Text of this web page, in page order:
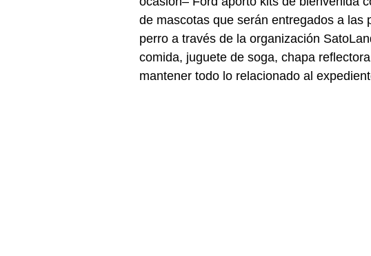
de mascotas que serán entregados a las
perro a través de la organización
comida, juguete de soga, chapa
mantener todo lo relacionado al